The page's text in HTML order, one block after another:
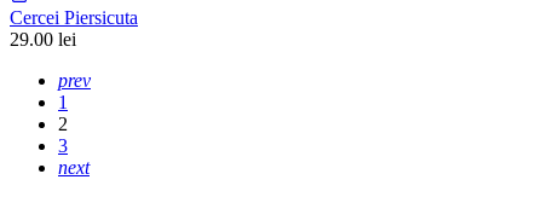
Cercei Piersicuta
29.00 lei
prev
1
2
3
next